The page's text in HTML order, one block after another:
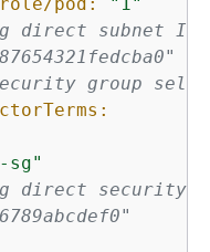
direct subnet ID
group
sg"
direct security